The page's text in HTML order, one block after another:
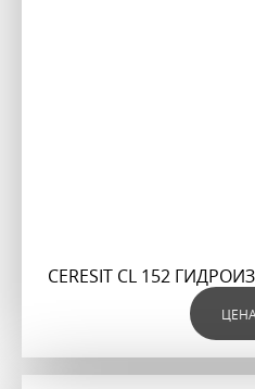
CERESIT CL 152
ЦЕНА